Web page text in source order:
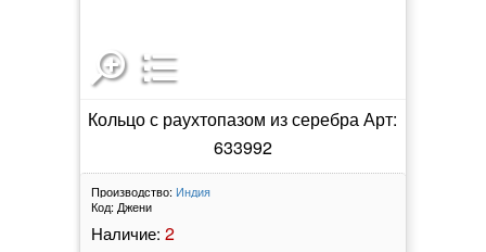
Кольцо с раухтопазом из серебра Арт:
633992
Производство: Индия
Код: Джени
Наличие: 2